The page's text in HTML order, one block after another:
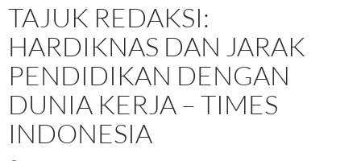
TAJUK REDAKSI:
HARDIKNAS DAN JARAK
PENDIDIKAN DENGAN
DUNIA KERJA – TIMES
INDONESIA